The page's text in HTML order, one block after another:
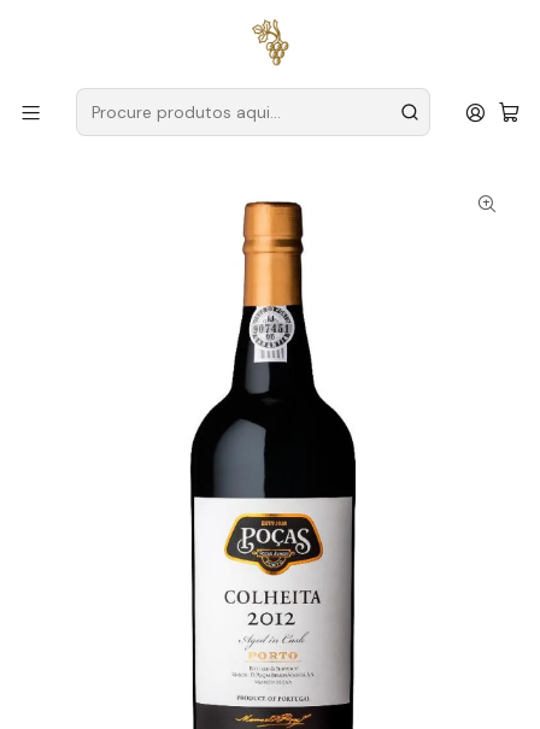
para encomendas a partir de
Produtores Douro
Poças
Poças Porto Colheita 2012 75cl